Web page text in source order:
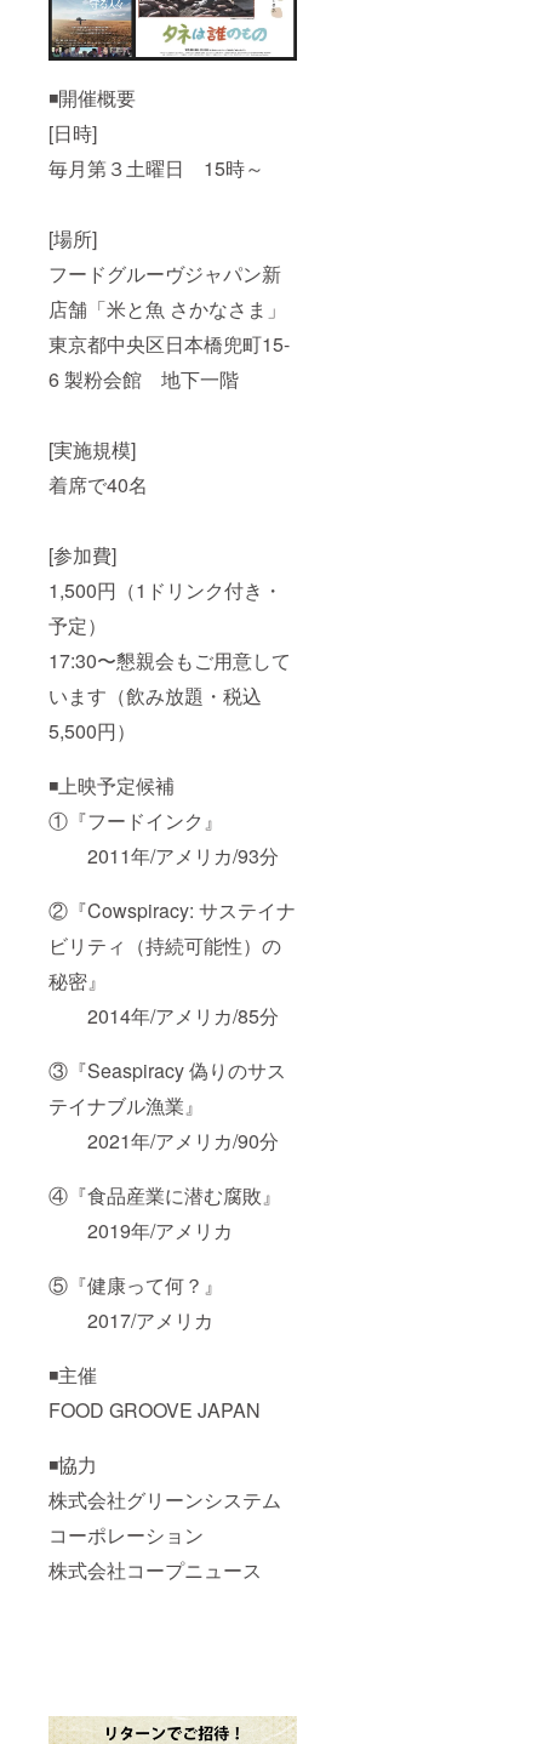
◾️開催概要
[日時]
毎月第３土曜日 15時～
[場所]
フードグルーヴジャパン新
店舗「米と魚 さかなさま」
東京都中央区日本橋兜町15-
6 製粉会館 地下一階
[実施規模]
着席で40名
[参加費]
1,500円（1ドリンク付き・
予定）
17:30〜懇親会もご用意して
います（飲み放題・税込
5,500円）
◾️上映予定候補
①『フードインク』
2011年/アメリカ/93分
②『Cowspiracy: サステイナ
ビリティ（持続可能性）の
秘密』
2014年/アメリカ/85分
③『Seaspiracy 偽りのサス
テイナブル漁業』
2021年/アメリカ/90分
④『食品産業に潜む腐敗』
2019年/アメリカ
⑤『健康って何？』
2017/アメリカ
◾️主催
FOOD GROOVE JAPAN
◾️協力
株式会社グリーンシステム
コーポレーション
株式会社コープニュース